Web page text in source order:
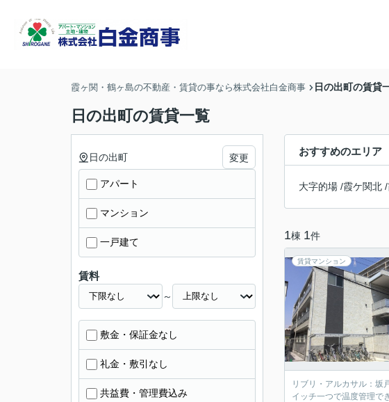
霞ヶ関・鶴ヶ島の不動産・賃貸の事なら株式会社白金商事 日の出町の賃貸
日の出町の賃貸一覧
おすすめのエリア
大字的場 /霞ケ関北 /
1棟 1件
賃貸マンション
リブリ・アルカサル：坂
イッチ一つで温度管理で
日の出町 変更
アパート
マンション
一戸建て
賃料
～
敷金・保証金なし
礼金・敷引なし
共益費・管理費込み